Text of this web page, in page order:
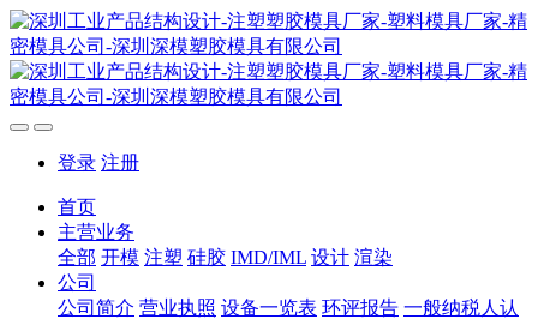
登录 注册
首页
主营业务
全部 开模 注塑 硅胶 IMD/IML 设计 渲染
公司
公司简介 营业执照 设备一览表 环评报告 一般纳税人认